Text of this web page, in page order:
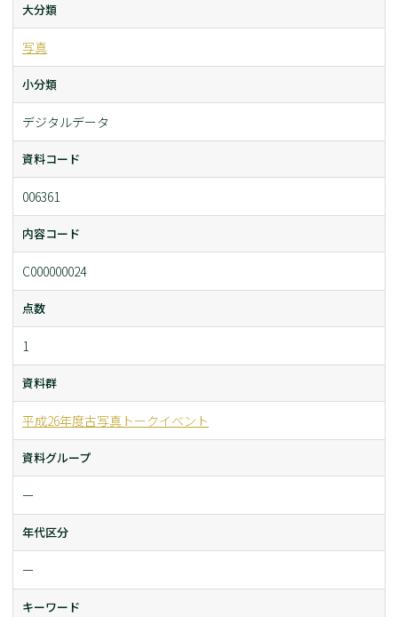
大分類
写真
小分類
デジタルデータ
資料コード
006361
内容コード
C000000024
点数
1
資料群
平成26年度古写真トークイベント
資料グループ
ー
年代区分
ー
キーワード